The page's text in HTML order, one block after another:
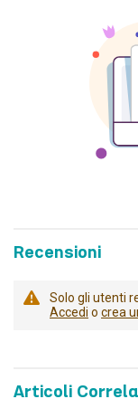
Recensioni
Solo gli utenti
Accedi o crea
Articoli